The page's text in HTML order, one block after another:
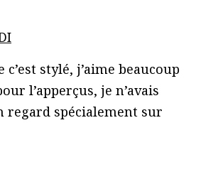
c’est stylé, j’aime beaucoup
l’apperçus, je n’avais
regard spécialement sur